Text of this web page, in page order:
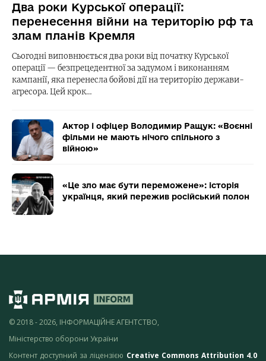
Два роки Курської операції:
перенесення війни на територію рф та
злам планів Кремля
Сьогодні виповнюється два роки від початку Курської
операції — безпрецедентної за задумом і виконанням
кампанії, яка перенесла бойові дії на територію держави-
агресора. Цей крок…
Актор і офіцер Володимир Ращук: «Воєнні
фільми не мають нічого спільного з
війною»
«Це зло має бути переможене»: історія
українця, який пережив російський полон
© 2018 - 2026, ІНФОРМАЦІЙНЕ АГЕНТСТВО,
Міністерство оборони України
Контент доступний за ліцензією Creative Commons Attribution 4.0